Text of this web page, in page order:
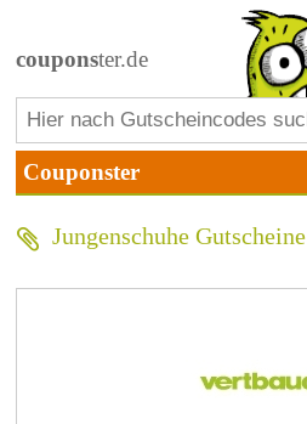
couponster.de
Jungenschuhe Gutscheine